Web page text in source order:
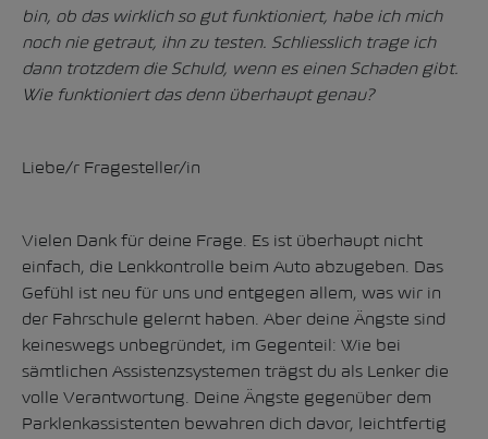
bin, ob das wirklich so gut funktioniert, habe ich mich
noch nie getraut, ihn zu testen. Schliesslich trage ich
dann trotzdem die Schuld, wenn es einen Schaden gibt.
Wie funktioniert das denn überhaupt genau?
Liebe/r Fragesteller/in
Vielen Dank für deine Frage. Es ist überhaupt nicht
einfach, die Lenkkontrolle beim Auto abzugeben. Das
Gefühl ist neu für uns und entgegen allem, was wir in
der Fahrschule gelernt haben. Aber deine Ängste sind
keineswegs unbegründet, im Gegenteil: Wie bei
sämtlichen Assistenzsystemen trägst du als Lenker die
volle Verantwortung. Deine Ängste gegenüber dem
Parklenkassistenten bewahren dich davor, leichtfertig